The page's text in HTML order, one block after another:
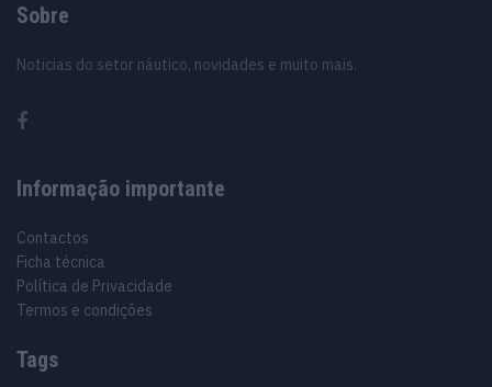
Sobre
Noticias do setor náutico, novidades e muito mais.
Informação importante
Contactos
Ficha técnica
Política de Privacidade
Termos e condições
Tags